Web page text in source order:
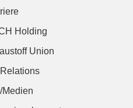
Holding
Union
Relations
Medien